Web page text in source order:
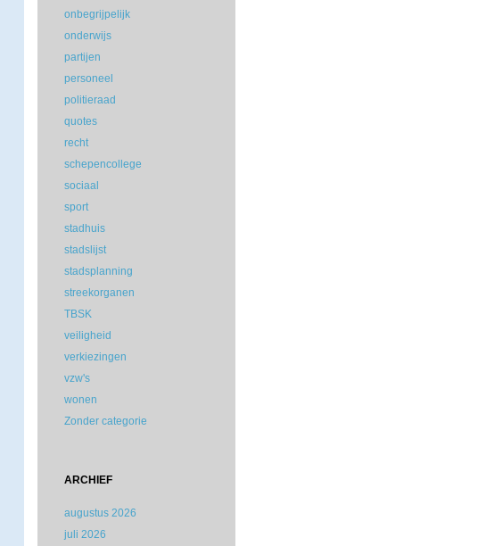
onbegrijpelijk
onderwijs
partijen
personeel
politieraad
quotes
recht
schepencollege
sociaal
sport
stadhuis
stadslijst
stadsplanning
streekorganen
TBSK
veiligheid
verkiezingen
vzw's
wonen
Zonder categorie
ARCHIEF
augustus 2026
juli 2026